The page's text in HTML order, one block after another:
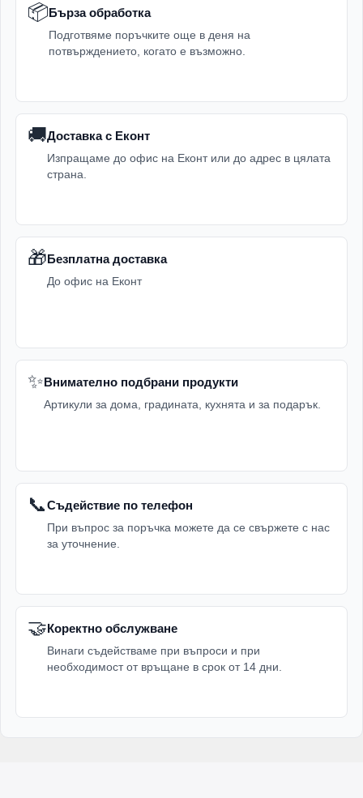
📦Бърза обработка
Подготвяме поръчките още в деня на
потвърждението, когато е възможно.
🚚Доставка с Еконт
Изпращаме до офис на Еконт или до адрес в цялата
страна.
🎁Безплатна доставка
До офис на Еконт
✨Внимателно подбрани продукти
Артикули за дома, градината, кухнята и за подарък.
📞Съдействие по телефон
При въпрос за поръчка можете да се свържете с нас
за уточнение.
🤝Коректно обслужване
Винаги съдействаме при въпроси и при
необходимост от връщане в срок от 14 дни.